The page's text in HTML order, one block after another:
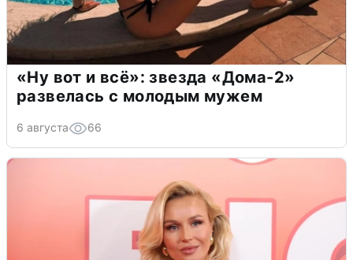
«Ну вот и всё»: звезда «Дома-2»
развелась с молодым мужем
6 августа 66